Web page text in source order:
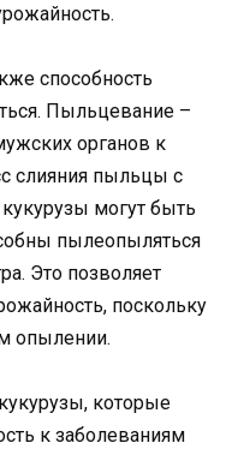
способность
Пыльцевание –
органов к
слияния пыльцы с
могут быть
пылеопыляться
Это позволяет
поскольку
опылении.
которые
к заболеваниям